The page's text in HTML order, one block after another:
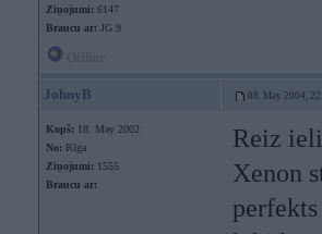
Ziņojumi: 6147
Braucu ar: JG 9
JohnyB 08. May 2004,
Kopš: 18. May 2002
No: Rīga
Ziņojumi: 1555
Braucu ar:
Reiz
Xenon